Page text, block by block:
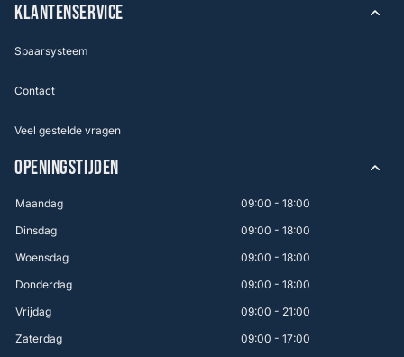
KLANTENSERVICE
Spaarsysteem
Contact
Veel gestelde vragen
OPENINGSTIJDEN
Maandag
09:00 - 18:00
Dinsdag
09:00 - 18:00
Woensdag
09:00 - 18:00
Donderdag
09:00 - 18:00
Vrijdag
09:00 - 21:00
Zaterdag
09:00 - 17:00